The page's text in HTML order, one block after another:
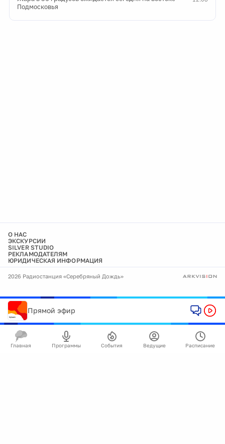
Подмосковья
О НАС
ЭКСКУРСИИ
SILVER STUDIO
РЕКЛАМОДАТЕЛЯМ
ЮРИДИЧЕСКАЯ ИНФОРМАЦИЯ
2026 Радиостанция «Серебряный Дождь»
Прямой эфир
Главная Программы События Ведущие Расписание